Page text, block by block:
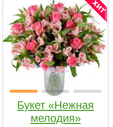
Букет «Нежная
мелодия»